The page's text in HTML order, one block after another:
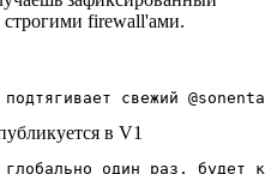
строгими firewall'ами.
свежий
в V1
один раз, будет